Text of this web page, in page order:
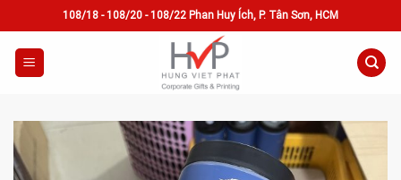
to
content
108/18 - 108/20 - 108/22 Phan Huy Ích, P. Tân Sơn, HCM